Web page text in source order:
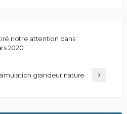
notre attention dans
2020
simulation grandeur nature